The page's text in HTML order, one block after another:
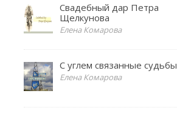
Свадебный дар Петра
Щелкунова
Елена Комарова
С углем связанные судьбы
Елена Комарова